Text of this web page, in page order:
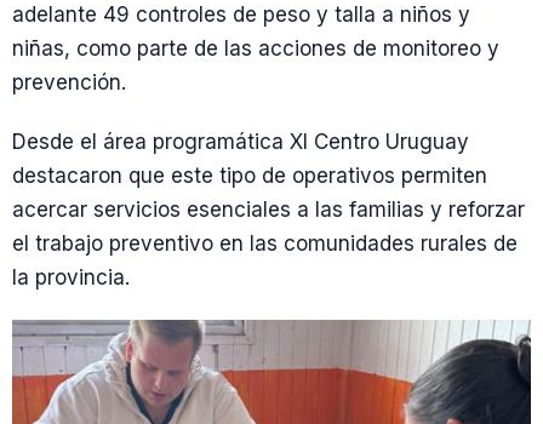
adelante 49 controles de peso y talla a niños y
niñas, como parte de las acciones de monitoreo y
prevención.
Desde el área programática XI Centro Uruguay
destacaron que este tipo de operativos permiten
acercar servicios esenciales a las familias y reforzar
el trabajo preventivo en las comunidades rurales de
la provincia.